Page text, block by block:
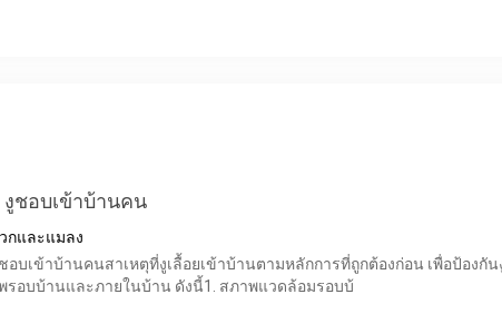
งูชอบเข้าบ้านคน
กและแมลง
อบเข้าบ้านคนสาเหตุที่งูเลื้อยเข้าบ้านตามหลักการที่ถูกต้องก่อน เพื่อป้องกั
รอบบ้านและภายในบ้าน ดังนี้1. สภาพแวดล้อมรอบบ้